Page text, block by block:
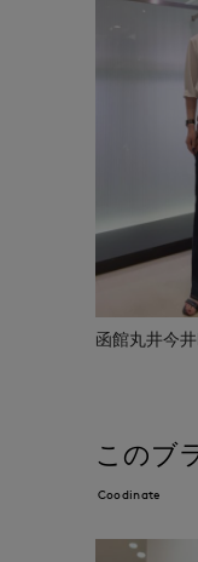
函館丸井今
このブ
Coodinate